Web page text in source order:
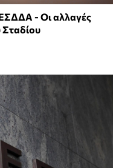
- Οι αλλαγές
Σταδίου